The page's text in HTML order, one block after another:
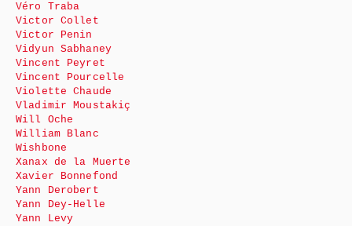
Véro Traba
Victor Collet
Victor Penin
Vidyun Sabhaney
Vincent Peyret
Vincent Pourcelle
Violette Chaude
Vladimir Moustakiç
Will Oche
William Blanc
Wishbone
Xanax de la Muerte
Xavier Bonnefond
Yann Derobert
Yann Dey-Helle
Yann Levy